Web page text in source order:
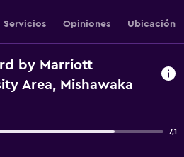
Servicios Opiniones Ubicación
by Marriott
Area, Mishawaka
7,1